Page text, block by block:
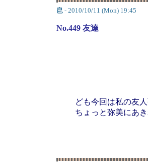
皀 - 2010/10/11 (Mon) 19:45
No.449 友達
ども今回は私の友
ちょっと弥美にあ